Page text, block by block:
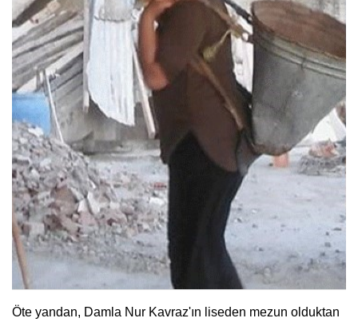
Öte yandan, Damla Nur Kavraz'ın liseden mezun olduktan